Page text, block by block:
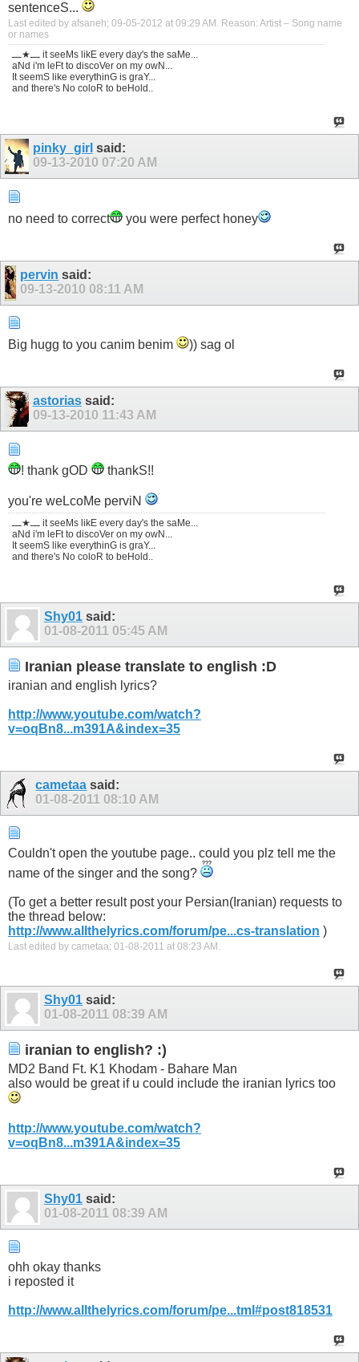
sentenceS...
Last edited by afsaneh; 09-05-2012 at 09:29 AM . Reason: Artist – Song name
or names
ـــ★ـــ it seeMs likE every day's the saMe...
aNd i'm leFt to discoVer on my owN...
It seemS like everythinG is graY...
and there's No coloR to beHold..
pinky_girl said:
09-13-2010 07:20 AM
no need to correct you were perfect honey
pervin said:
09-13-2010 08:11 AM
Big hugg to you canim benim )) sag ol
astoriassaid:
09-13-2010 11:43 AM
! thank gOD thankS!!
you're weLcoMe perviN
ـــ★ـــ it seeMs likE every day's the saMe...
aNd i'm leFt to discoVer on my owN...
It seemS like everythinG is graY...
and there's No coloR to beHold..
Shy01 said:
01-08-2011 05:45 AM
Iranian please translate to english :D
iranian and english lyrics?
http://www.youtube.com/watch?
v=oqBn8...m391A&index=35
cametaa said:
01-08-2011 08:10 AM
Couldn't open the youtube page.. could you plz tell me the
name of the singer and the song?
(To get a better result post your Persian(Iranian) requests to
the thread below:
http://www.allthelyrics.com/forum/pe...cs-translation )
Last edited by cametaa; 01-08-2011 at 08:23 AM .
Shy01 said:
01-08-2011 08:39 AM
iranian to english? :)
MD2 Band Ft. K1 Khodam - Bahare Man
also would be great if u could include the iranian lyrics too
http://www.youtube.com/watch?
v=oqBn8...m391A&index=35
Shy01 said:
01-08-2011 08:39 AM
ohh okay thanks
i reposted it
http://www.allthelyrics.com/forum/pe...tml#post818531